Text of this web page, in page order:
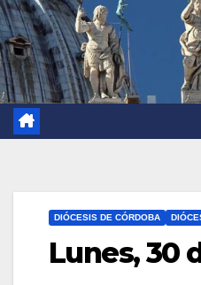
DIÓCESIS DE CÓRDOBA
Lunes, 30